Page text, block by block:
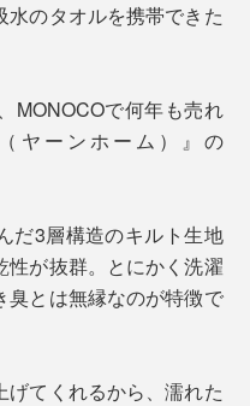
のタオルを携帯できた
MONOCOで何年も売れ
ヤーンホーム）』の
だ3層構造のキルト生地
性が抜群。とにかく洗濯
臭とは無縁なのが特徴で
げてくれるから、濡れた